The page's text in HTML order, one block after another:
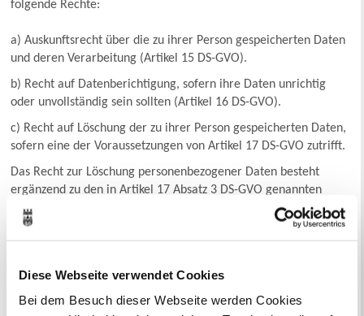
Diese Webseite verwendet Cookies
Bei dem Besuch dieser Webseite werden Cookies
folgende Rechte:
a) Auskunftsrecht über die zu ihrer Person gespeicherten Daten
und deren Verarbeitung (Artikel 15 DS-GVO).
b) Recht auf Datenberichtigung, sofern ihre Daten unrichtig
oder unvollständig sein sollten (Artikel 16 DS-GVO).
c) Recht auf Löschung der zu ihrer Person gespeicherten Daten,
sofern eine der Voraussetzungen von Artikel 17 DS-GVO zutrifft.
Das Recht zur Löschung personenbezogener Daten besteht
ergänzend zu den in Artikel 17 Absatz 3 DS-GVO genannten
Ausnahmen nicht, wenn eine Löschung wegen der besonderen
Art der Speicherung nicht oder nur mit unverhältnismäßig
hohem Aufwand möglich ist. In diesen Fällen tritt an die Stelle
Artikel 18 DS-GVO.
d) Recht auf Einschränkung der Datenverarbeitung, sofern die